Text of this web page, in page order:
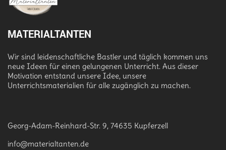
MATERIALTANTEN
Wir sind leidenschaftliche Bastler und täglich kommen uns
neue Ideen für einen gelungenen Unterricht. Aus dieser
Motivation entstand unsere Idee, unsere
Unterrichtsmaterialien für alle zugänglich zu machen.
Georg-Adam-Reinhard-Str. 9, 74635 Kupferzell
info@materialtanten.de